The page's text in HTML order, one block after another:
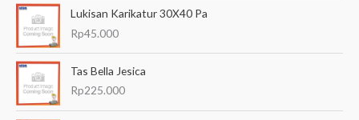
Lukisan Karikatur 30X40 Pa
Rp45.000
Tas Bella Jesica
Rp225.000